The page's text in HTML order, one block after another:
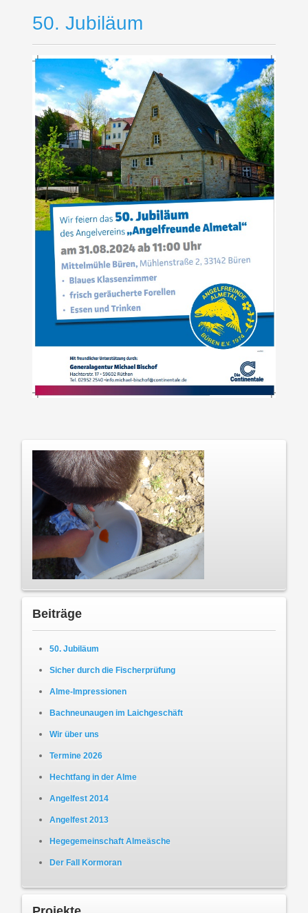
50. Jubiläum
Beiträge
50. Jubiläum
Sicher durch die Fischerprüfung
Alme-Impressionen
Bachneunaugen im Laichgeschäft
Wir über uns
Termine 2026
Hechtfang in der Alme
Angelfest 2014
Angelfest 2013
Hegegemeinschaft Almeäsche
Der Fall Kormoran